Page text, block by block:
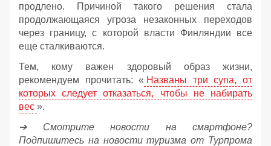
продлено. Причиной такого решения стала
продолжающаяся угроза незаконных переходов
через границу, с которой власти Финляндии все
еще сталкиваются.
Тем, кому важен здоровый образ жизни,
рекомендуем прочитать: « Названы три супа, от
которых следует отказаться, чтобы не набирать
вес ».
➔ Смотрите новости на смартфоне?
Подпишитесь на новости туризма от Турпрома